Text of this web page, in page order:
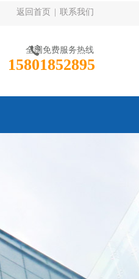
返回首页 联系我们
全国免费服务热线
15801852895